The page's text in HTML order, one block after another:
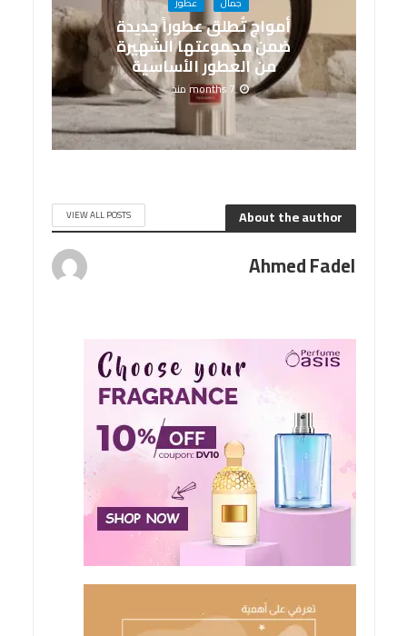
أمواج تُطلق عطوراً جديدة
ضمن مجموعتها الشهيرة
من العطور الأساسية
7 months منذ
About the author
VIEW ALL POSTS
Ahmed Fadel